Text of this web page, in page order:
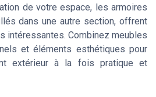
de votre espace, les armoires
dans une autre section, offrent
intéressantes. Combinez meubles
et éléments esthétiques pour
extérieur à la fois pratique et